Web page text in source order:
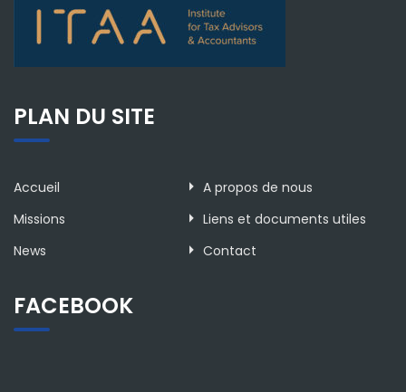
PLAN DU SITE
Accueil
A propos de nous
Missions
Liens et documents utiles
News
Contact
FACEBOOK